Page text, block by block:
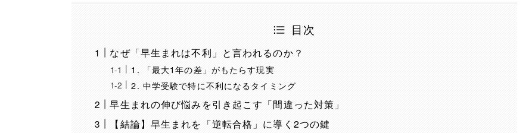
目次
なぜ「早生まれは不利」と言われるのか？
1. 「最大1年の差」がもたらす現実
2. 中学受験で特に不利になるタイミング
早生まれの伸び悩みを引き起こす「間違った対策」
【結論】早生まれを「逆転合格」に導く2つの鍵